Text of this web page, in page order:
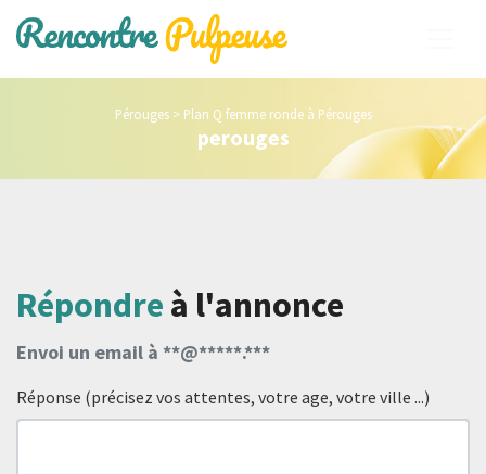
Pérouges> Plan Q femme ronde à Pérouges
perouges
Répondre à l'annonce
Envoi un email à **@*****.***
Réponse (précisez vos attentes, votre age, votre ville ...)